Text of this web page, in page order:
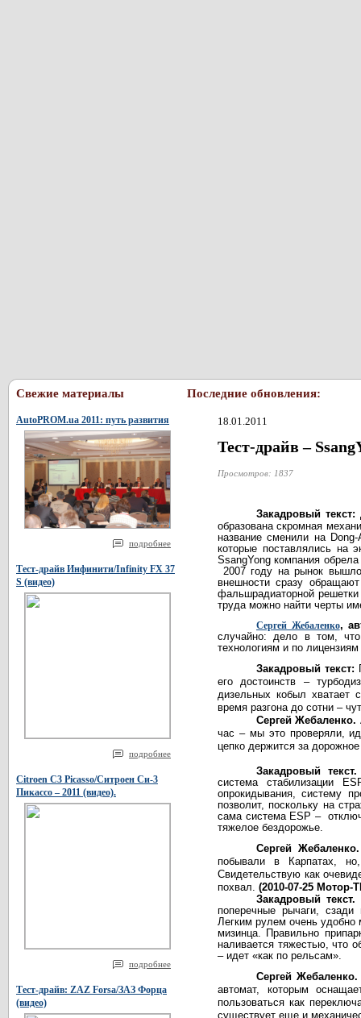
Свежие материалы
AutoPROM.ua 2011: путь развития
подробнее
Тест-драйв Инфинити/Infinity FX 37
S (видео)
подробнее
Citroen C3 Picasso/Ситроен Си-3
Пикассо – 2011 (видео).
подробнее
Тест-драйв: ZAZ Forsa/ЗАЗ Форца
(видео)
Последние обновления:
18.01.2011
Тест-драйв –
Просмотров: 1837
Закадровый текст:
образована скромная
название сменили на
которые поставлялись на
SsangYong компания
2007 году на рынок
внешности сразу
фальшрадиаторной
труда можно найти черты
Сергей Жебаленко,
случайно: дело в том,
технологиям и по
Закадровый текст:
его достоинств –
дизельных кобыл хватает
время разгона до сотни –
Сергей Жебаленко.
час – мы это проверяли,
цепко держится за
Закадровый
система стабилизации
опрокидывания, систему
позволит, поскольку на
сама система ЕSP –
тяжелое бездорожье.
Сергей
побывали в Карпатах,
Свидетельствую как
похвал. (2010-07-25 Мотор-
Закадровый текст.
поперечные рычаги, сзади
Легким рулем очень удобно
мизинца. Правильно
наливается тяжестью, что
– идет «как по рельсам».
Сергей
автомат, которым
пользоваться как
существует еще и